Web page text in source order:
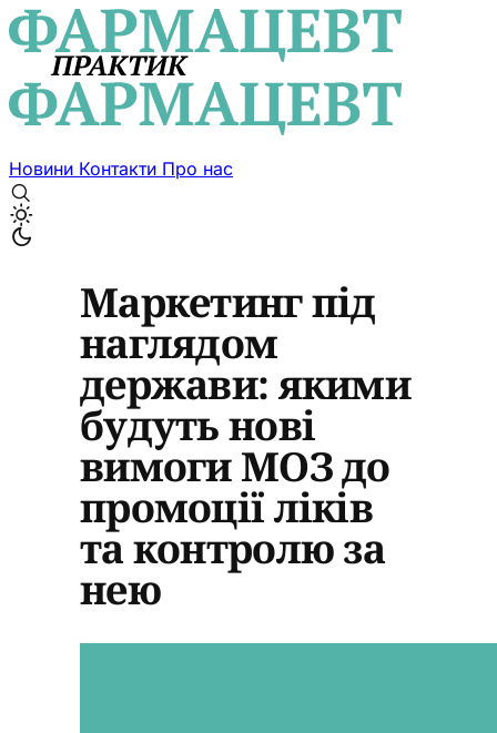
Новини Контакти Про нас
Маркетинг під
наглядом
держави: якими
будуть нові
вимоги МОЗ до
промоції ліків
та контролю за
нею